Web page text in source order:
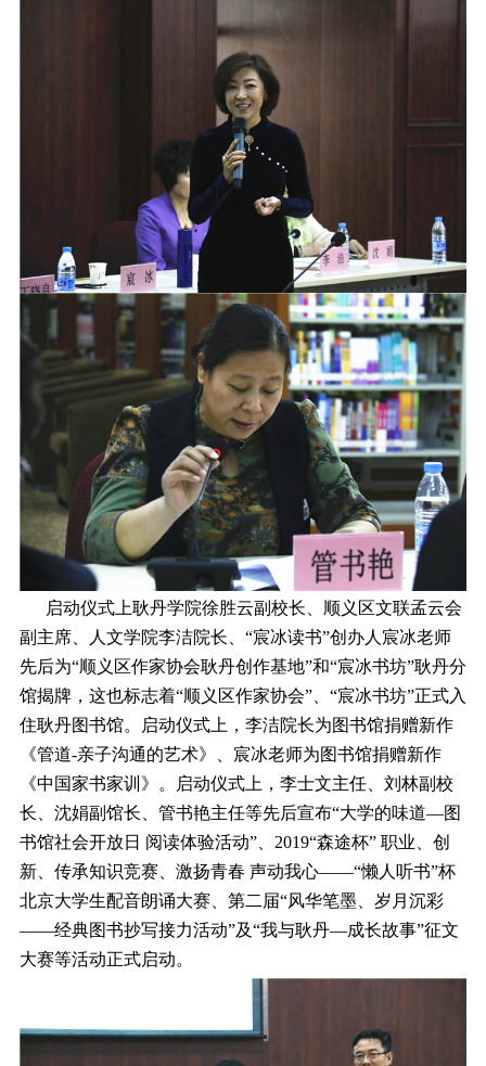
启动仪式上耿丹学院徐胜云副校长、顺义区文联孟云会
副主席、人文学院李洁院长、“宸冰读书”创办人宸冰老师
先后为“顺义区作家协会耿丹创作基地”和“宸冰书坊”耿丹分
馆揭牌，这也标志着“顺义区作家协会”、“宸冰书坊”正式入
住耿丹图书馆。启动仪式上，李洁院长为图书馆捐赠新作
《管道-亲子沟通的艺术》、宸冰老师为图书馆捐赠新作
《中国家书家训》。启动仪式上，李士文主任、刘林副校
长、沈娟副馆长、管书艳主任等先后宣布“大学的味道—图
书馆社会开放日 阅读体验活动”、2019“森途杯” 职业、创
新、传承知识竞赛、激扬青春 声动我心――“懒人听书”杯
北京大学生配音朗诵大赛、第二届“风华笔墨、岁月沉彩
――经典图书抄写接力活动”及“我与耿丹―成长故事”征文
大赛等活动正式启动。